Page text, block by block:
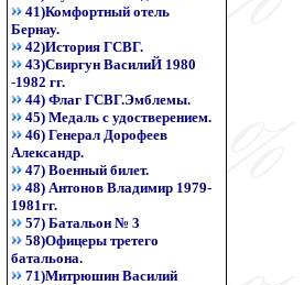
41)Комфортный отель
Бернау.
42)История ГСВГ.
43)Свиргун ВасилиЙ 1980
-1982 гг.
44) Флаг ГСВГ.Эмблемы.
45) Медаль с удостверением.
46) Генерал Дорофеев
Александр.
47) Военный билет.
48) Антонов Владимир 1979-
1981гг.
57) Батальон № 3
58)Офицеры третего
батальона.
71)Митрюшин Василий